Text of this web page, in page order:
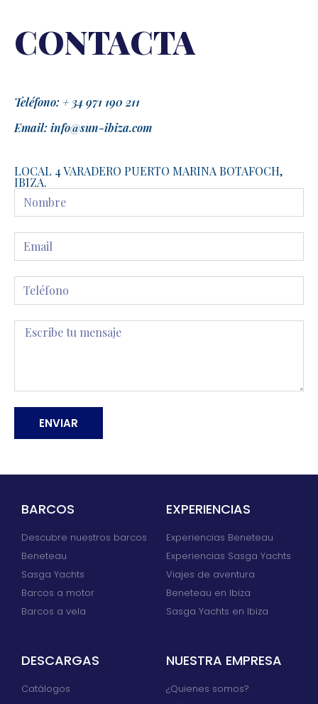
CONTACTA
Teléfono: + 34 971 190 211
Email: info@sun-ibiza.com
LOCAL 4 VARADERO PUERTO MARINA BOTAFOCH,
IBIZA.
ENVIAR
BARCOS
Descubre nuestros barcos
Beneteau
Sasga Yachts
Barcos a motor
Barcos a vela
EXPERIENCIAS
Experiencias Beneteau
Experiencias Sasga Yachts
Viajes de aventura
Beneteau en Ibiza
Sasga Yachts en Ibiza
DESCARGAS
Catálogos
NUESTRA EMPRESA
¿Quienes somos?